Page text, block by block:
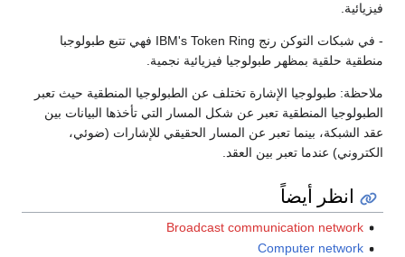
فيزيائية.
- في شبكات التوكن رنج IBM's Token Ring فهي تتبع طبولوجبا
منطقية حلقية بمظهر طبولوجيا فيزيائية نجمية.
ملاحظة: طبولوجيا الإشارة تختلف عن الطبولوجيا المنطقية حيث تعبر
الطبولوجيا المنطقية تعبر عن شكل المسار التي تأخذها البيانات بين
عقد الشبكة، بينما تعبر عن المسار الحقيقي للإشارات (ضوئي،
الكتروني) عندما تعبر بين العقد.
انظر أيضاً
Broadcast communication network
Computer network